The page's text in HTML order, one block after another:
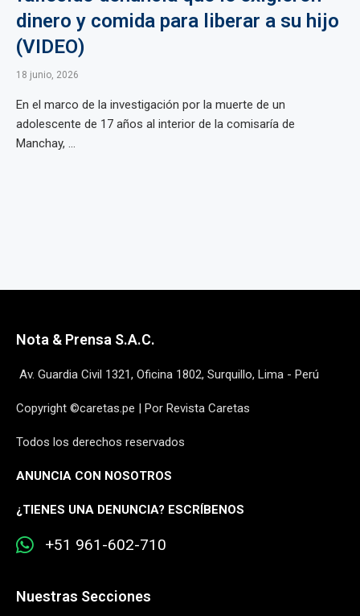
dinero y comida para liberar a su hijo
(VIDEO)
18 junio, 2026
En el marco de la investigación por la muerte de un
adolescente de 17 años al interior de la comisaría de
Manchay, ...
Nota & Prensa S.A.C.
Av. Guardia Civil 1321, Oficina 1802, Surquillo, Lima - Perú
Copyright ©caretas.pe | Por Revista Caretas
Todos los derechos reservados
ANUNCIA CON NOSOTROS
¿TIENES UNA DENUNCIA? ESCRÍBENOS
+51 961-602-710
Nuestras Secciones